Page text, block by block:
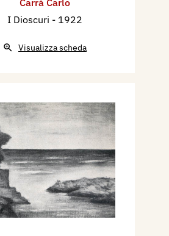
Carrà Carlo
I Dioscuri - 1922
Visualizza scheda